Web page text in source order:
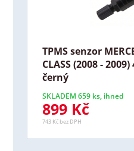
TPMS senzor
CLASS (2008 -
černý
SKLADEM 659 ks, ihned
899 Kč
743 Kč bez DPH